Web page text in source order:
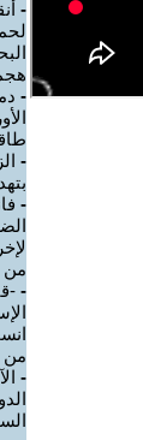
-
-
-
-
من
-
من
-